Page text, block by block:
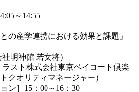
～14:55
の産学連携における効果と課題」
明神館 若女将）
スト株式会社東京ベイコート倶楽
クオリティマネージャー）
ン］15：00～16：30